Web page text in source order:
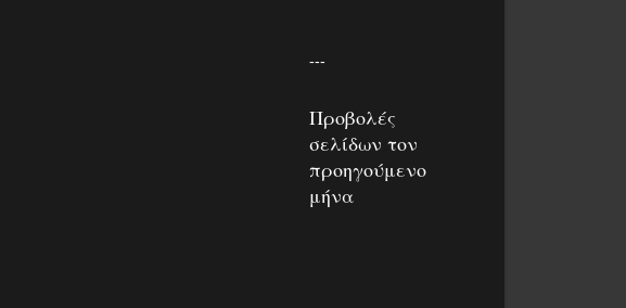
---
Προβολές
σελίδων τον
προηγούμενο
μήνα